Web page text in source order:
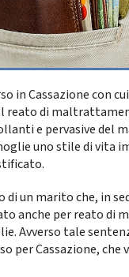
in Cassazione con
reato di
e pervasive del
uno stile di vita
di un marito che, in
anche per reato di
Avverso tale
per Cassazione, che